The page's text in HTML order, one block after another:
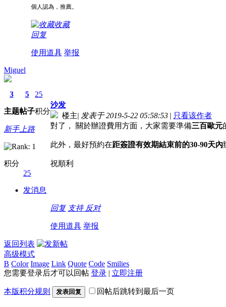
個人認為，推薦。
收藏
回复
使用道具 举报
Miguel
3
主题
5
帖子
25
积分
新手上路
积分
25
发消息
沙发
楼主| 发表于 2019-5-22 05:58:53 | 只看该作者
對了， 關於辦證費用方面，大家需要準備三百歐元
此外，最好預約在距簽證有效期結束前的30-90天內
祝順利
回复 支持 反对
使用道具 举报
返回列表
高级模式
B Color Image Link Quote Code Smilies
您需要登录后才可以回帖 登录 | 立即注册
本版积分规则 发表回复 回帖后跳转到最后一页